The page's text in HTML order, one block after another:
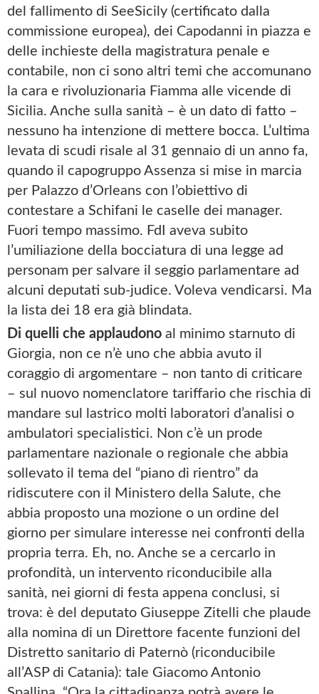
del fallimento di SeeSicily (certificato dalla
commissione europea), dei Capodanni in piazza e
delle inchieste della magistratura penale e
contabile, non ci sono altri temi che accomunano
la cara e rivoluzionaria Fiamma alle vicende di
Sicilia. Anche sulla sanità – è un dato di fatto –
nessuno ha intenzione di mettere bocca. L’ultima
levata di scudi risale al 31 gennaio di un anno fa,
quando il capogruppo Assenza si mise in marcia
per Palazzo d’Orleans con l’obiettivo di
contestare a Schifani le caselle dei manager.
Fuori tempo massimo. FdI aveva subito
l’umiliazione della bocciatura di una legge ad
personam per salvare il seggio parlamentare ad
alcuni deputati sub-judice. Voleva vendicarsi. Ma
la lista dei 18 era già blindata.
Di quelli che applaudono al minimo starnuto di
Giorgia, non ce n’è uno che abbia avuto il
coraggio di argomentare – non tanto di criticare
– sul nuovo nomenclatore tariffario che rischia di
mandare sul lastrico molti laboratori d’analisi o
ambulatori specialistici. Non c’è un prode
parlamentare nazionale o regionale che abbia
sollevato il tema del “piano di rientro” da
ridiscutere con il Ministero della Salute, che
abbia proposto una mozione o un ordine del
giorno per simulare interesse nei confronti della
propria terra. Eh, no. Anche se a cercarlo in
profondità, un intervento riconducibile alla
sanità, nei giorni di festa appena conclusi, si
trova: è del deputato Giuseppe Zitelli che plaude
alla nomina di un Direttore facente funzioni del
Distretto sanitario di Paternò (riconducibile
all’ASP di Catania): tale Giacomo Antonio